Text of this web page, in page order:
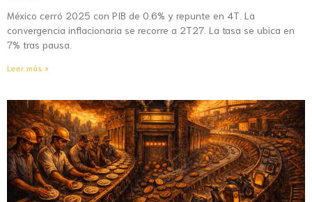
México cerró 2025 con PIB de 0.6% y repunte en 4T. La
convergencia inflacionaria se recorre a 2T27. La tasa se ubica en
7% tras pausa.
Leer más »